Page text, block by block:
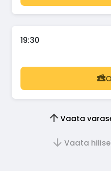
19:30
Vaata
Vaata